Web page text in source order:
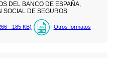
DEL BANCO DE ESPAÑA,
SOCIAL DE SEGUROS
- 185 KB) Otros formatos